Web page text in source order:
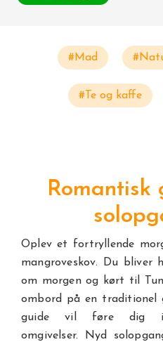
#Mad
#Te og kaffe
Romantisk
Oplev et fortryllende
mangroveskov. Du
om morgen og kørt til
ombord på en traditionel
guide vil føre dig
omgivelser. Nyd